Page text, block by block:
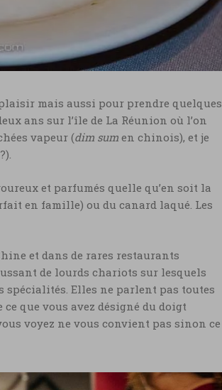
mais aussi pour prendre quelques
ans sur l’île de La Réunion où l’on
vapeur (dim sum en chinois), et je
et parfumés quelle qu’en soit la
en famille) ou du canard laqué. Les
et dans de rares restaurants
de lourds chariots sur lesquels
spécialités. Elles ne parlent pas toutes
que vous avez désigné du doigt
voyez ne vous convient pas sinon ce